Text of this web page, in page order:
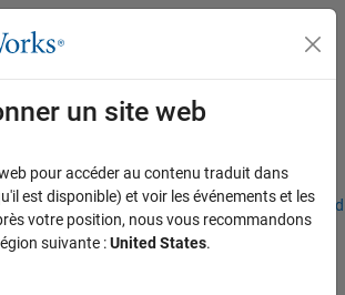
opportunités Adresses de nos bureaux
l'affichage du menu
un site web
pour accéder au contenu traduit dans
est disponible) et voir les événements et les
votre position, nous vous recommandons
suivante :United States.